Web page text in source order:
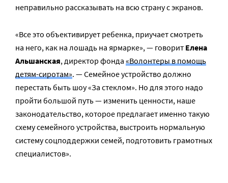
неправильно рассказывать на всю страну с экранов.
«Все это объективирует ребенка, приучает смотреть
на него, как на лошадь на ярмарке», — говорит Елена
Альшанская, директор фонда «Волонтеры в помощь
детям-сиротам». — Семейное устройство должно
перестать быть шоу «За стеклом». Но для этого надо
пройти большой путь — изменить ценности, наше
законодательство, которое предлагает именно такую
схему семейного устройства, выстроить нормальную
систему соцподдержки семей, подготовить грамотных
специалистов».